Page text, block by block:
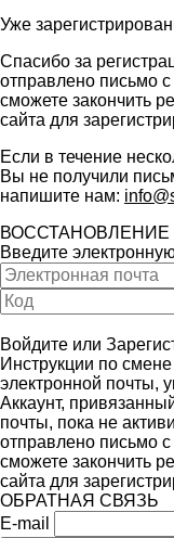
Уже
Спасибо за
отправлено письмо
сможете закончить
сайта для
Если в течение
Вы не получили
напишите нам:
ВОССТАНОВЛЕНИЕ
Введите
Войдите или
Инструкции по
электронной почты,
Аккаунт,
почты, пока не
отправлено письмо
сможете закончить
сайта для
ОБРАТНАЯ СВЯЗЬ
E-mail